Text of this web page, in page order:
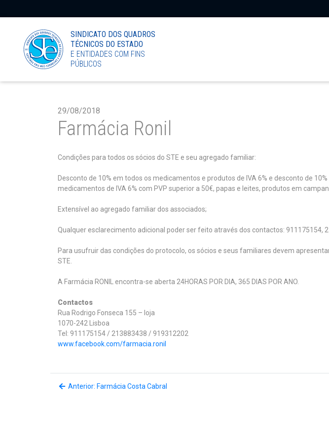
LinkedInSINDICATO DOS QUADROS
TÉCNICOS DO ESTADO
E ENTIDADES COM FINS
PÚBLICOS
29/08/2018
Farmácia Ronil
Condições para todos os sócios do STE e seu agregado familiar:
Desconto de 10% em todos os medicamentos e produtos de IVA 6% e desconto de
medicamentos de IVA 6% com PVP superior a 50€, papas e leites, produtos em
Extensível ao agregado familiar dos associados;
Qualquer esclarecimento adicional poder ser feito através dos contactos: 911175154,
Para usufruir das condições do protocolo, os sócios e seus familiares devem
STE.
A Farmácia RONIL encontra-se aberta 24HORAS POR DIA, 365 DIAS POR ANO.
Contactos
Rua Rodrigo Fonseca 155 – loja
1070-242 Lisboa
Tel: 911175154 / 213883438 / 919312202
www.facebook.com/farmacia.ronil
Anterior: Farmácia Costa Cabral